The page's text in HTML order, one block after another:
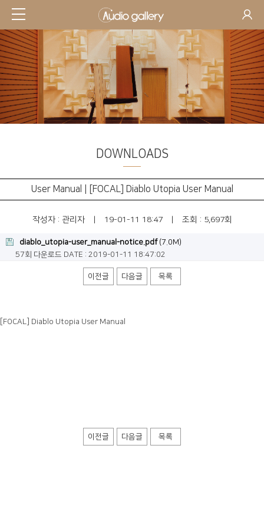
SUPPORT
DOWNLOADS
User Manual | [FOCAL] Diablo Utopia User Manual
작성자 : 관리자 19-01-11 18:47 조회 : 5,697회
diablo_utopia-user_manual-notice.pdf(7.0M)
57회 다운로드 DATE : 2019-01-11 18:47:02
이전글 다음글 목록
[FOCAL] Diablo Utopia User Manual
이전글 다음글 목록